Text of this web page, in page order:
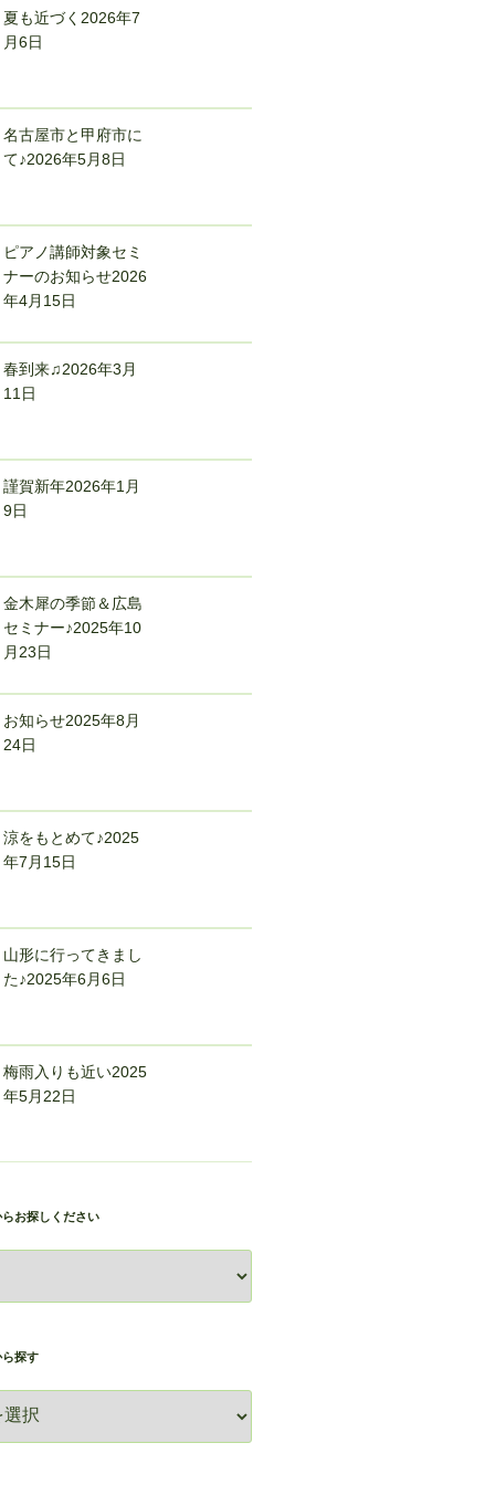
夏も近づく 2026年7
月6日
名古屋市と甲府市に
て♪2026年5月8日
ピアノ講師対象セミ
ナーのお知らせ2026
年4月15日
春到来♫2026年3月
11日
謹賀新年2026年1月
9日
金木犀の季節＆広島
セミナー♪2025年10
月23日
お知らせ2025年8月
24日
涼をもとめて♪2025
年7月15日
山形に行ってきまし
た♪2025年6月6日
梅雨入りも近い2025
年5月22日
お探しください
探す